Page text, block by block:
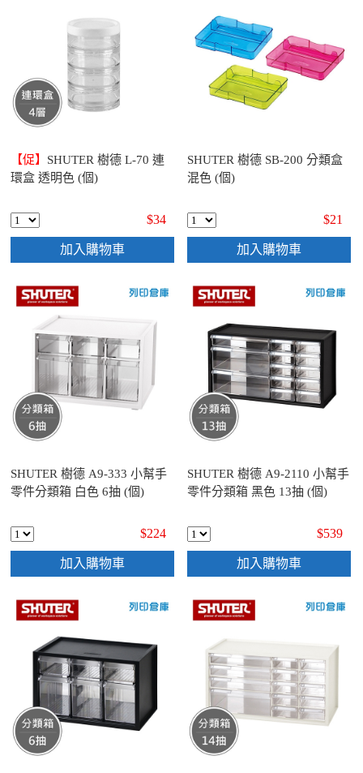
【促】 SHUTER 樹德 L-70 連
環盒 透明色 (個)
$34
加入購物車
SHUTER 樹德 SB-200 分類盒
混色 (個)
$21
加入購物車
SHUTER 樹德 A9-333 小幫手
零件分類箱 白色 6抽 (個)
$224
加入購物車
SHUTER 樹德 A9-2110 小幫手
零件分類箱 黑色 13抽 (個)
$539
加入購物車